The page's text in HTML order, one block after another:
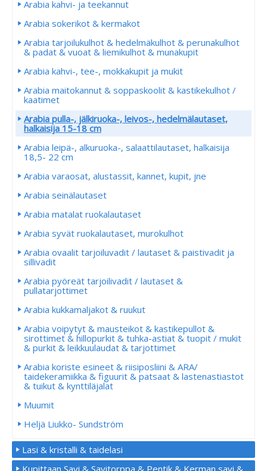
Arabia kahvi- ja teekannut
Arabia sokerikot & kermakot
Arabia tarjoilukulhot & hedelmäkulhot & perunakulhot
& padat & vuoat & liemikulhot & munakupit
Arabia kahvi-, tee-, mokkakupit ja mukit
Arabia maitokannut & soppaskoolit & kastikekulhot /
kaatimet
Arabia pulla-, jälkiruoka-, leivos-, hedelmälautaset,
halkaisija 15-18 cm
Arabia leipä-, alkuruoka-, salaattilautaset, halkaisija
18,5- 22 cm
Arabia varaosat, alustassit, kannet, kupit, jne
Arabia seinälautaset
Arabia matalat ruokalautaset
Arabia syvät ruokalautaset, murokulhot
Arabia ovaalit tarjoiluvadit / lautaset & paistivadit ja
sillivadit
Arabia pyöreät tarjoilivadit / lautaset &
pullatarjottimet
Arabia kukkamaljakot & ruukut
Arabia voipytyt & mausteikot & kastikepullot &
sirottimet & hillopurkit & tuhka-astiat & tuopit / mukit
& purkit & leikkuulaudat & tarjottimet
Arabia koriste esineet & riisiposliini & ARA/
taidekeramiikka & figuurit & patsaat & lastenastiastot
& tuikut & kynttiläjalat
Muumit
Heljä Liukko- Sundström
Lasi & kristalli & taidelasi
Kupittaan Savi & Savitorppa & Pentik & Kerman savi &